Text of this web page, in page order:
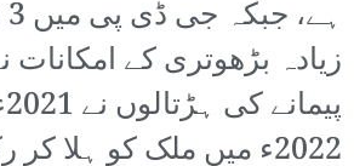
زیادہ بڑھوتری کے امکانات
2022ء میں ملک کو ہلا کر